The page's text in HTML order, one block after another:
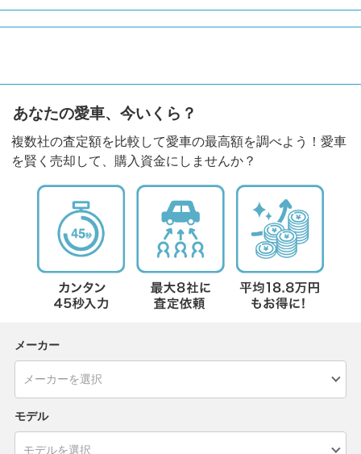
あなたの愛車、今いくら？
複数社の査定額を比較して愛車の最高額を調べよう！愛車
を賢く売却して、購入資金にしませんか？
メーカー
モデル